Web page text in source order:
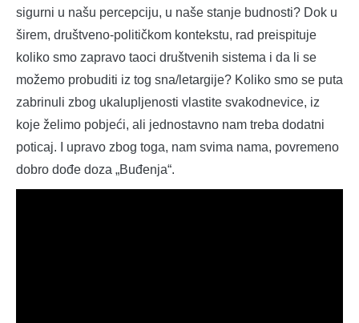
sigurni u našu percepciju, u naše stanje budnosti? Dok u
širem, društveno-političkom kontekstu, rad preispituje
koliko smo zapravo taoci društvenih sistema i da li se
možemo probuditi iz tog sna/letargije? Koliko smo se puta
zabrinuli zbog ukalupljenosti vlastite svakodnevice, iz
koje želimo pobjeći, ali jednostavno nam treba dodatni
poticaj. I upravo zbog toga, nam svima nama, povremeno
dobro dođe doza „Buđenja“.